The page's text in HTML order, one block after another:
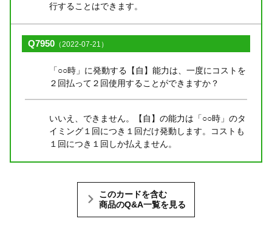
行することはできます。
Q7950 （2022-07-21）
「○○時」に発動する【自】能力は、一度にコストを
２回払って２回使用することができますか？
いいえ、できません。【自】の能力は「○○時」のタ
イミング１回につき１回だけ発動します。コストも
１回につき１回しか払えません。
このカードを含む
商品のQ&A一覧を見る